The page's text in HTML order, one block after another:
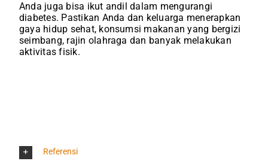
Anda juga bisa ikut andil dalam mengurangi
diabetes. Pastikan Anda dan keluarga menerapkan
gaya hidup sehat, konsumsi makanan yang bergizi
seimbang, rajin olahraga dan banyak melakukan
aktivitas fisik.
Referensi